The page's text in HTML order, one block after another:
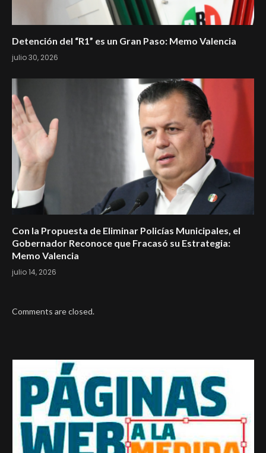
Detención del “R1” es un Gran Paso: Memo Valencia
julio 30, 2026
Con la Propuesta de Eliminar Policías Municipales, el
Gobernador Reconoce que Fracasó su Estrategia:
Memo Valencia
julio 14, 2026
Comments are closed.